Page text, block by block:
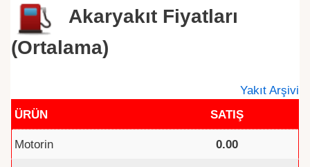
Akaryakıt Fiyatları
(Ortalama)
Yakıt Arşivi
ÜRÜN
SATIŞ
Motorin 0.00